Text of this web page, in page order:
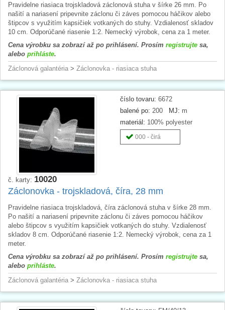
Pravidelne riasiaca trojskladová záclonová stuha v šírke 26 mm. Po
našití a nariasení pripevnite záclonu či záves pomocou háčikov alebo
štipcov s využitím kapsičiek votkaných do stuhy. Vzdialenosť skladov
10 cm. Odporúčané riasenie 1:2. Nemecký výrobok, cena za 1 meter.
Cena výrobku sa zobrazí až po prihlásení. Prosím registrujte sa,
alebo prihláste.
Záclonová galantéria > Záclonovka - riasiaca stuha
číslo tovaru: 6672
balené po: 200 MJ: m
materiál: 100% polyester
000 - čirá
č. karty: 10020
Záclonovka - trojskladová, číra, 28 mm
Pravidelne riasiaca trojskladová, číra záclonová stuha v šírke 28 mm.
Po našití a nariasení pripevnite záclonu či záves pomocou háčikov
alebo štipcov s využitím kapsičiek votkaných do stuhy. Vzdialenosť
skladov 8 cm. Odporúčané riasenie 1:2. Nemecký výrobok, cena za 1
meter.
Cena výrobku sa zobrazí až po prihlásení. Prosím registrujte sa,
alebo prihláste.
Záclonová galantéria > Záclonovka - riasiaca stuha